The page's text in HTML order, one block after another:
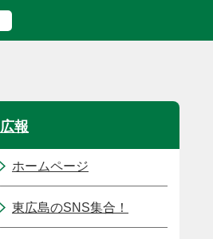
広報
ホームページ
東広島のSNS集合！